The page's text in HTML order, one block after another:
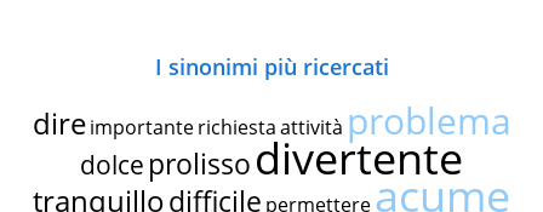
I sinonimi più ricercati
dire importante richiestaattività problema
dolce prolissodivertente
tranquillodifficile permettereacume